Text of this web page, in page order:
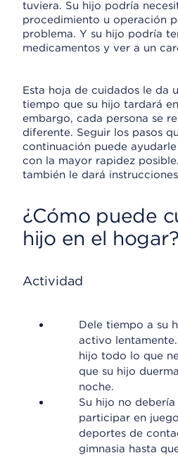
tuviera. Su hijo podría
procedimiento u operación
problema. Y su hijo podría
medicamentos y ver a un
Esta hoja de cuidados le da
tiempo que su hijo tardará
embargo, cada persona se
diferente. Seguir los pasos
continuación puede
con la mayor rapidez
también le dará
¿Cómo puede
hijo en el hogar?
Actividad
Dele tiempo a su
activo
hijo todo lo que
que su hijo
noche.
Su hijo no
participar en
deportes de
gimnasia hasta